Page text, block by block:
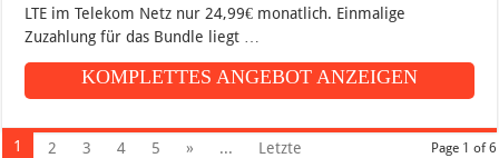
LTE im Telekom Netz nur 24,99€ monatlich. Einmalige
Zuzahlung für das Bundle liegt …
KOMPLETTES ANGEBOT ANZEIGEN
Page 1 of 6
1 2 3 4 5 » ... Letzte